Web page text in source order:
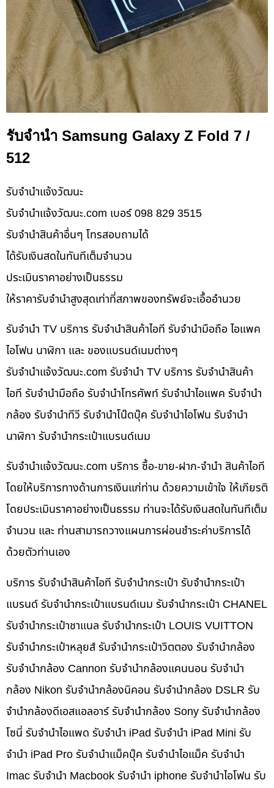
รับจำนำ Samsung Galaxy Z Fold 7 /
512
รับจํานําแจ้งวัฒนะ
รับจํานําแจ้งวัฒนะ.com เบอร์ 098 829 3515
รับจำนำสินค้าอื่นๆ โทรสอบถามได้
ได้รับเงินสดในทันทีเต็มจำนวน
ประเมินราคาอย่างเป็นธรรม
ให้ราคารับจำนำสูงสุดเท่าที่สภาพของทรัพย์จะเอื้ออำนวย
รับจำนำ TV บริการ รับจำนำสินค้าไอที รับจำนำมือถือ ไอแพค
ไอโฟน นาฬิกา และ ของแบรนด์เนมต่างๆ
รับจํานําแจ้งวัฒนะ.com รับจำนำ TV บริการ รับจำนำสินค้า
ไอที รับจำนำมือถือ รับจำนำโทรศัพท์ รับจำนำไอแพค รับจำนำ
กล้อง รับจำนำทีวี รับจำนำโน๊ดบุ๊ค รับจำนำไอโฟน รับจำนำ
นาฬิกา รับจำนำกระเป๋าแบรนด์เนม
รับจํานําแจ้งวัฒนะ.com บริการ ซื้อ-ขาย-ฝาก-จำนำ สินค้าไอที
โดยให้บริการทางด้านการเงินแก่ท่าน ด้วยความเข้าใจ ให้เกียรติ
โดยประเมินราคาอย่างเป็นธรรม ท่านจะได้รับเงินสดในทันทีเต็ม
จำนวน และ ท่านสามารถวางแผนการผ่อนชำระค่าบริการได้
ด้วยตัวท่านเอง
บริการ รับจำนำสินค้าไอที รับจำนำกระเป๋า รับจำนำกระเป๋า
แบรนด์ รับจำนำกระเป๋าแบรนด์เนม รับจำนำกระเป๋า CHANEL
รับจำนำกระเป๋าชาแนล รับจำนำกระเป๋า LOUIS VUITTON
รับจำนำกระเป๋าหลุยส์ รับจำนำกระเป๋าวิตตอง รับจำนำกล้อง
รับจำนำกล้อง Cannon รับจำนำกล้องแคนนอน รับจำนำ
กล้อง Nikon รับจำนำกล้องนิคอน รับจำนำกล้อง DSLR รับ
จำนำกล้องดีเอสแอลอาร์ รับจำนำกล้อง Sony รับจำนำกล้อง
โซนี่ รับจำนำไอแพด รับจำนำ iPad รับจำนำ iPad Mini รับ
จำนำ iPad Pro รับจำนำแม็คบุ๊ค รับจำนำไอแม็ค รับจำนำ
Imac รับจำนำ Macbook รับจำนำ iphone รับจำนำไอโฟน รับ